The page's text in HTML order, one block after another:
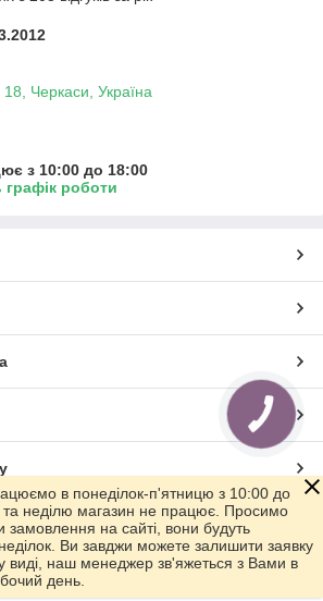
Черкаси, Україна
з 10:00 до 18:00
графік роботи
Prom.ua
в понеділок-п'ятницю з 10:00 до
та неділю магазин не працює. Просимо
на сайті, вони будуть
Ви завджи можете залишити заявку
виді, наш менеджер зв'яжеться з Вами в
день.
КНОПКА
ЗВ'ЯЗКУ